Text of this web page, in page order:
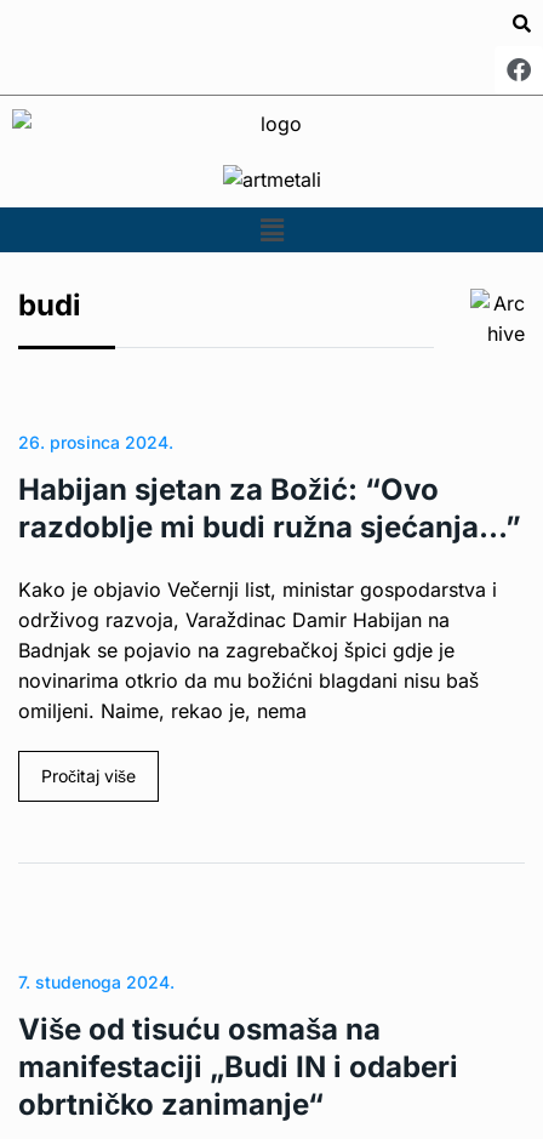
budi
26. prosinca 2024.
Habijan sjetan za Božić: “Ovo
razdoblje mi budi ružna sjećanja…”
Kako je objavio Večernji list, ministar gospodarstva i
održivog razvoja, Varaždinac Damir Habijan na
Badnjak se pojavio na zagrebačkoj špici gdje je
novinarima otkrio da mu božićni blagdani nisu baš
omiljeni. Naime, rekao je, nema
Pročitaj više
7. studenoga 2024.
Više od tisuću osmaša na
manifestaciji „Budi IN i odaberi
obrtničko zanimanje“